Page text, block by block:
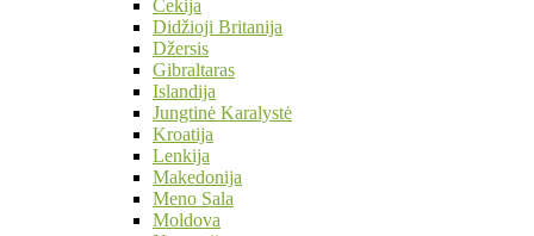
Čekija
Didžioji Britanija
Džersis
Gibraltaras
Islandija
Jungtinė Karalystė
Kroatija
Lenkija
Makedonija
Meno Sala
Moldova